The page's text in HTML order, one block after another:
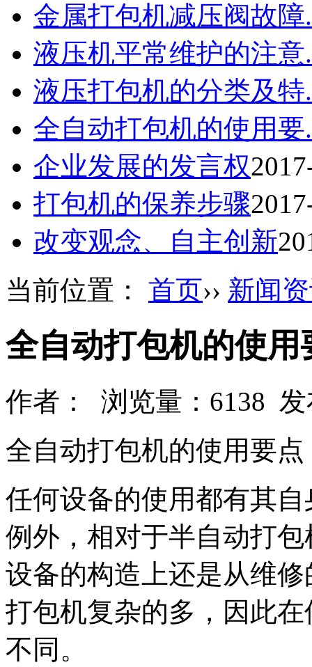
金属打包机减压阀故障
液压机平常维护的注意
液压打包机的分类及特
全自动打包机的使用要
企业发展的发言权
打包机的保养步骤
改变观念、自主创新
当前位置： 首页›› 新闻
全自动打包机的使用
作者： 浏览量：6138 发
全自动打包机的使用要点
任何设备的使用都有其
例外，相对于半自动打
设备的构造上还是从维
打包机复杂的多，因此
不同。